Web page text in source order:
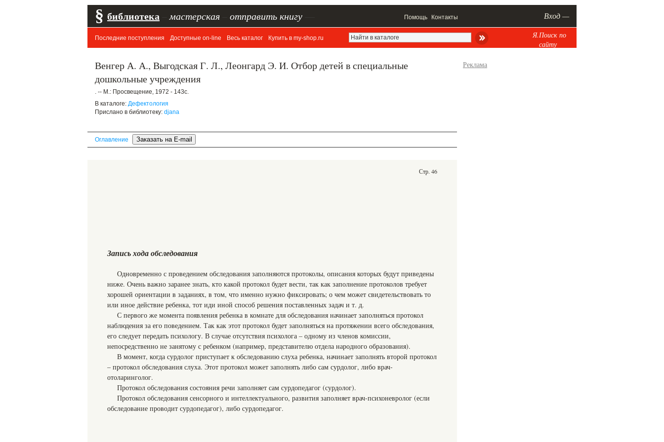
§ библиотека мастерская отправить книгу Помощь Контакты Вход —
Последние поступления Доступные on-line Весь каталог Купить в my-shop.ru
Я.Поиск по
сайту
Венгер А. А., Выгодская Г. Л., Леонгард Э. И. Отбор детей в специальные
дошкольные учреждения
. -- М.: Просвещение, 1972 - 143с.
В каталоге: Дефектология
Прислано в библиотеку: djana
Оглавление
Стр. 46
Запись хода обследования
Одновременно с проведением обследования заполняются протоколы, описания которых будут приведены
ниже. Очень важно заранее знать, кто какой протокол будет вести, так как заполнение протоколов требует
хорошей ориентации в заданиях, в том, что именно нужно фиксировать; о чем может свидетельствовать то
или иное действие ребенка, тот иди иной способ решения поставленных задач и т. д.
С первого же момента появления ребенка в комнате для обследования начинает заполняться протокол
наблюдения за его поведением. Так как этот протокол будет заполняться на протяжении всего обследования,
его следует передать психологу. В случае отсутствия психолога – одному из членов комиссии,
непосредственно не занятому с ребенком (например, представителю отдела народного образования).
В момент, когда сурдолог приступает к обследованию слуха ребенка, начинает заполнять второй протокол
– протокол обследования слуха. Этот протокол может заполнять либо сам сурдолог, либо врач-
отоларинголог.
Протокол обследования состояния речи заполняет сам сурдопедагог (сурдолог).
Протокол обследования сенсорного и интеллектуального, развития заполняет врач-психоневролог (если
обследование проводит сурдопедагог), либо сурдопедагог.
Реклама